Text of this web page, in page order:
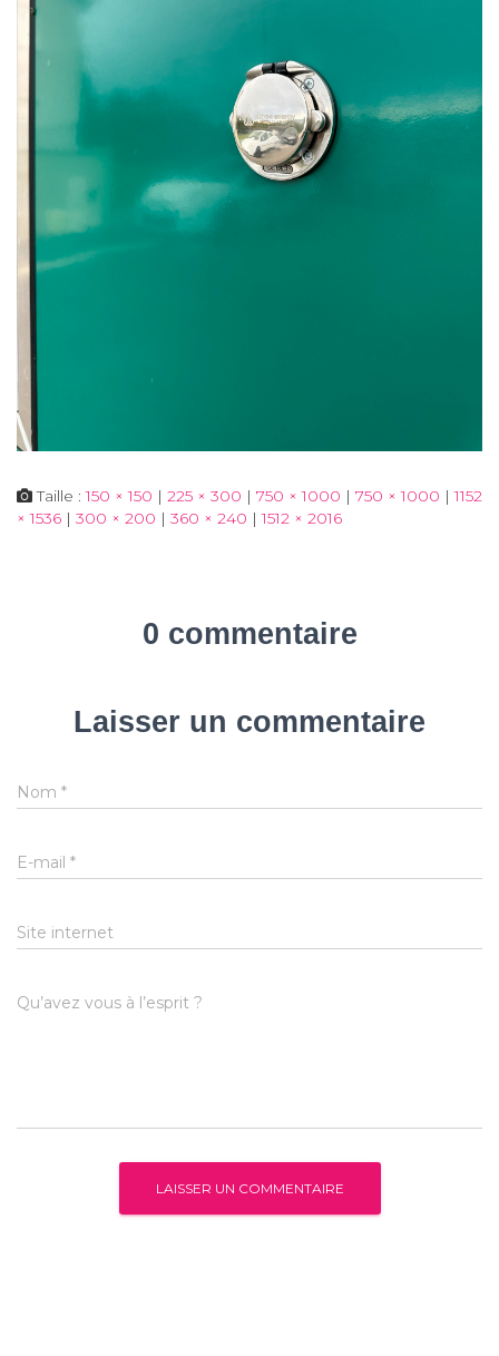
Taille :150 × 150 | 225 × 300 | 750 × 1000 | 750 × 1000 | 1152
× 1536 | 300 × 200 | 360 × 240 | 1512 × 2016
0 commentaire
Laisser un commentaire
Nom *
E-mail *
Site internet
Qu’avez vous à l’esprit ?